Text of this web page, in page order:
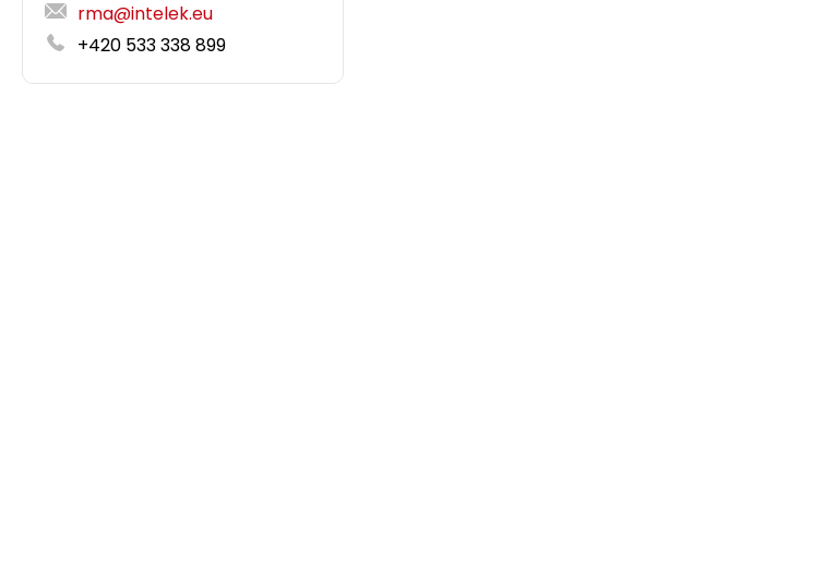
rma@intelek.eu
+420 533 338 899